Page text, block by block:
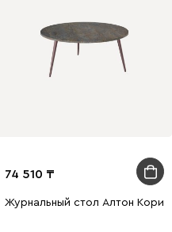
74 510
Журнальный стол Алтон